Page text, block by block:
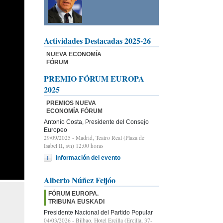
Actividades Destacadas 2025-26
NUEVA ECONOMÍA
FÓRUM
PREMIO FÓRUM EUROPA
2025
PREMIOS NUEVA
ECONOMÍA FÓRUM
Antonio Costa, Presidente del Consejo
Europeo
29/09/2025 - Madrid, Teatro Real (Plaza de
Isabel II, s/n) 12:00 horas
Información del evento
Alberto Núñez Feijóo
FÓRUM EUROPA.
TRIBUNA EUSKADI
Presidente Nacional del Partido Popular
04/03/2026 - Bilbao, Hotel Ercilla (Ercilla, 37-